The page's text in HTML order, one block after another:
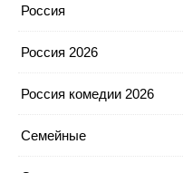
Россия
Россия 2026
Россия комедии 2026
Семейные